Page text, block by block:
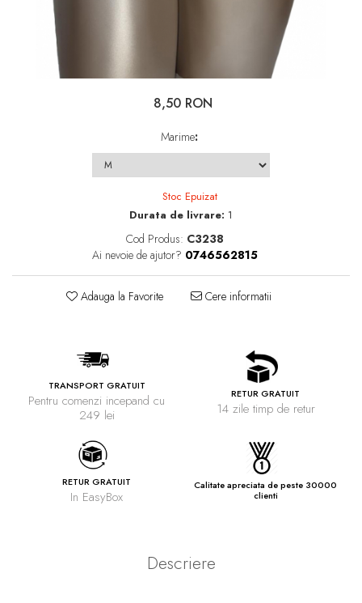
8,50 RON
Marime:
Stoc Epuizat
Durata de livrare: 1
Cod Produs: C3238
Ai nevoie de ajutor? 0746562815
Adauga la Favorite Cere informatii
TRANSPORT GRATUIT
Pentru comenzi incepand cu
249 lei
RETUR GRATUIT
14 zile timp de retur
RETUR GRATUIT
In EasyBox
Calitate apreciata de peste 30000
clienti
Descriere